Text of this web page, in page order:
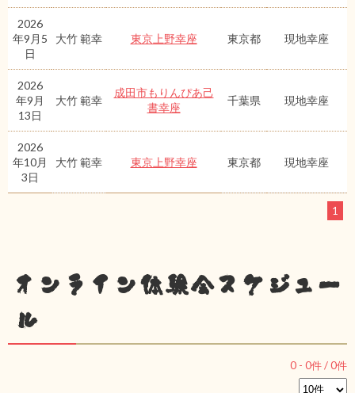
2026
年9月5
日
大竹 範幸 東京上野幸座 東京都 現地幸座
2026
年9月
13日
大竹 範幸
成田市もりんぴあ己
書幸座
千葉県 現地幸座
2026
年10月
3日
大竹 範幸 東京上野幸座 東京都 現地幸座
1
オンライン体験会スケジュー
ル
0 - 0件 /0件